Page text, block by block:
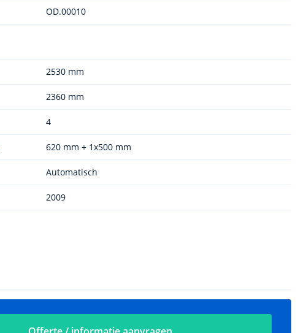
OD.00010
2530 mm
2360 mm
4
620 mm + 1x500 mm
Automatisch
2009